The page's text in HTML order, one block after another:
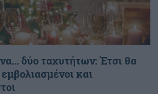
δύο ταχυτήτων: Έτσι θα
και